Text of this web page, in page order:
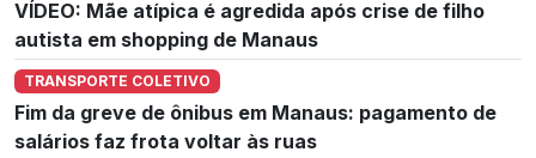
VÍDEO: Mãe atípica é agredida após crise de filho
autista em shopping de Manaus
TRANSPORTE COLETIVO
Fim da greve de ônibus em Manaus: pagamento de
salários faz frota voltar às ruas